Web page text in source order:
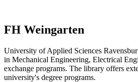
FH Weingarten
University of Applied Sciences
in Mechanical Engineering, Electrical
exchange programs. The library offers
university's degree programs.